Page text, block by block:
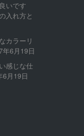
いです
入れ方と
カラーリ
年6月19日
感じな仕
6月19日